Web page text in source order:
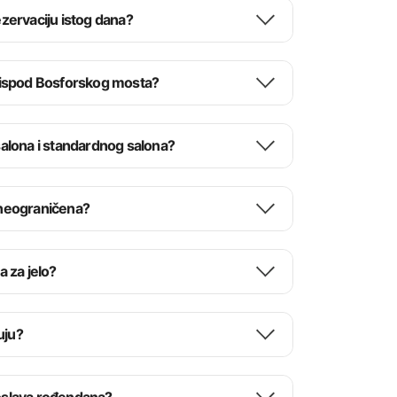
istog dana?
Bosforskog mosta?
i standardnog salona?
za jelo?